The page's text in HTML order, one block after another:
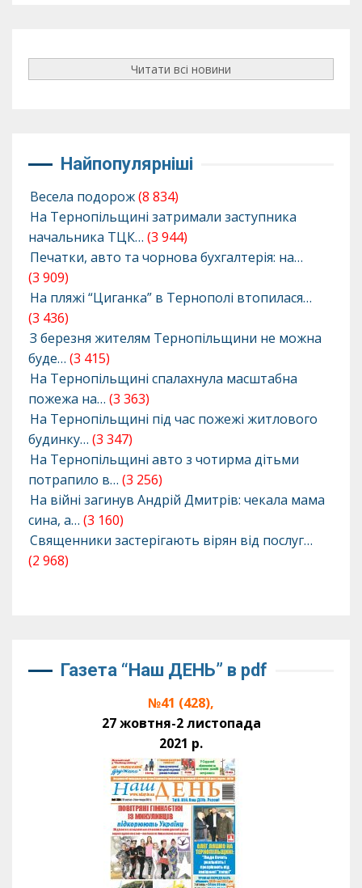
Читати всі новини
Найпопулярніші
Весела подорож(8 834)
На Тернопільщині затримали заступника
начальника ТЦК… (3 944)
Печатки, авто та чорнова бухгалтерія: на…
(3 909)
На пляжі “Циганка” в Тернополі втопилася…
(3 436)
З березня жителям Тернопільщини не можна
буде… (3 415)
На Тернопільщині спалахнула масштабна
пожежа на… (3 363)
На Тернопільщині під час пожежі житлового
будинку… (3 347)
На Тернопільщині авто з чотирма дітьми
потрапило в… (3 256)
На війні загинув Андрій Дмитрів: чекала мама
сина, а… (3 160)
Священники застерігають вірян від послуг…
(2 968)
Газета “Наш ДЕНЬ” в pdf
№41 (428),
27 жовтня-2 листопада
2021 р.